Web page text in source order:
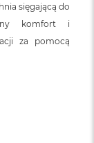
sięgającą do
komfort i
za pomocą